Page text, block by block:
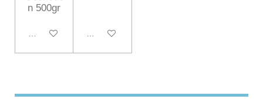
n 500gr
In winkelwagen In winkelwagen